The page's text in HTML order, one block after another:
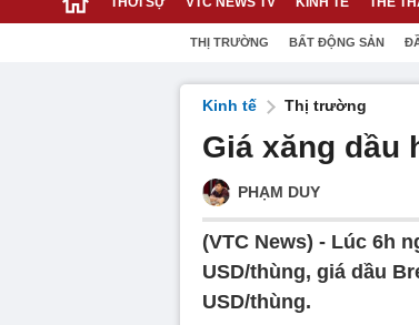
THỊ TRƯỜNG BẤT ĐỘNG SẢN
Kinh tế Thị trường
Giá xăng dầu
PHẠM DUY
(VTC News) - Lúc 6h
USD/thùng, giá dầu
USD/thùng.